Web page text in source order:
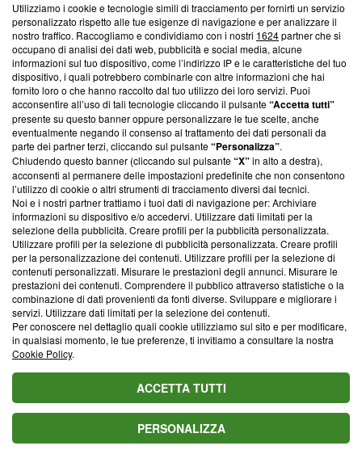
Questa sezione offre informazioni trasparenti su Blasting
News, sui nostri processi editoriali e su come ci impegniamo a
creare news di qualità. Inoltre, afferma la nostra aderenza a
‘Trust Project - News with Integrity’Blasting News non è
ancora membro del programma, ma ha richiesto di farne
parte; Trust Project non ha ancora effettuato una verifica di
conformità agli standard.
Su di noi
Team editoriale
Corporate
Redazione
Informativa Privacy
Cookie Policy
Blasting SA, IDI CHE-247.845.224, Via Carlo Frasca, 3 - 6900
Lugano (Svizzera) Tel:+39 0690258937
© 2026 Blasting News
Utilizziamo i cookie e tecnologie simili di tracciamento per fornirti un servizio
personalizzato rispetto alle tue esigenze di navigazione e per analizzare il
nostro traffico. Raccogliamo e condividiamo con i nostri 1624partner che si
occupano di analisi dei dati web, pubblicità e social media, alcune
informazioni sul tuo dispositivo, come l’indirizzo IP e le caratteristiche del tuo
dispositivo, i quali potrebbero combinarle con altre informazioni che hai
fornito loro o che hanno raccolto dal tuo utilizzo dei loro servizi. Puoi
acconsentire all’uso di tali tecnologie cliccando il pulsante“Accetta tutti”
presente su questo banner oppure personalizzare le tue scelte, anche
eventualmente negando il consenso al trattamento dei dati personali da
parte dei partner terzi, cliccando sul pulsante“Personalizza”.
Chiudendo questo banner (cliccando sul pulsante“X”in alto a destra),
acconsenti al permanere delle impostazioni predefinite che non consentono
l’utilizzo di cookie o altri strumenti di tracciamento diversi dai tecnici.
Noi e i nostri partner trattiamo i tuoi dati di navigazione per: Archiviare
informazioni su dispositivo e/o accedervi. Utilizzare dati limitati per la
selezione della pubblicità. Creare profili per la pubblicità personalizzata.
Utilizzare profili per la selezione di pubblicità personalizzata. Creare profili
per la personalizzazione dei contenuti. Utilizzare profili per la selezione di
contenuti personalizzati. Misurare le prestazioni degli annunci. Misurare le
prestazioni dei contenuti. Comprendere il pubblico attraverso statistiche o la
combinazione di dati provenienti da fonti diverse. Sviluppare e migliorare i
servizi. Utilizzare dati limitati per la selezione dei contenuti.
Per conoscere nel dettaglio quali cookie utilizziamo sul sito e per modificare,
in qualsiasi momento, le tue preferenze, ti invitiamo a consultare la nostra
Cookie Policy.
ACCETTA TUTTI
PERSONALIZZA